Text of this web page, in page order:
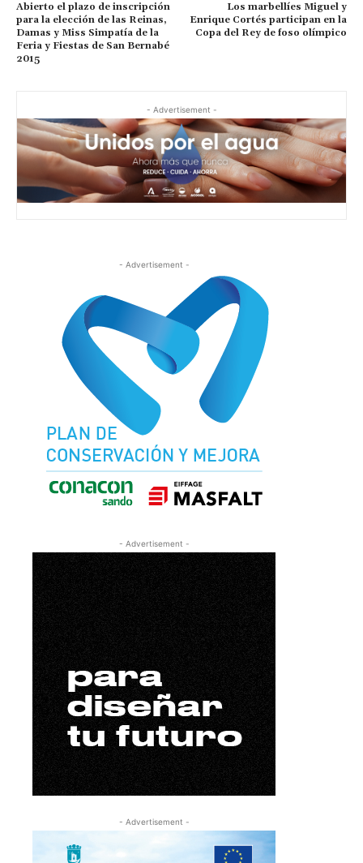
Abierto el plazo de inscripción
para la elección de las Reinas,
Damas y Miss Simpatía de la
Feria y Fiestas de San Bernabé
2015
Los marbellíes Miguel y
Enrique Cortés participan en la
Copa del Rey de foso olímpico
- Advertisement -
- Advertisement -
- Advertisement -
- Advertisement -